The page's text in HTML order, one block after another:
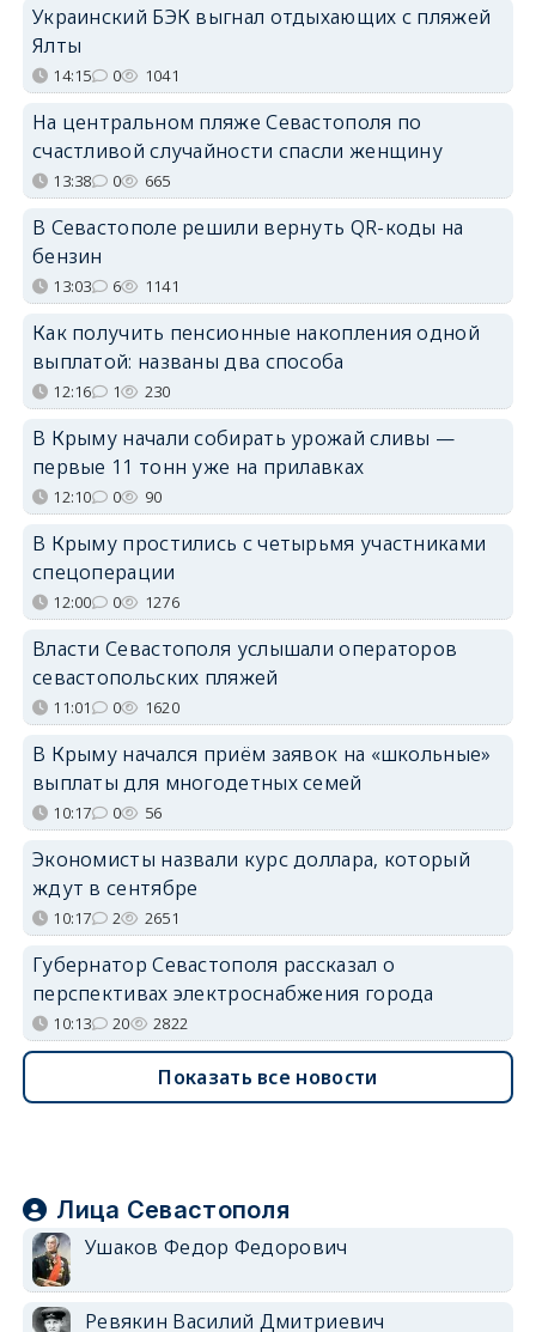
Украинский БЭК выгнал отдыхающих с пляжей
Ялты
14:15 0 1041
На центральном пляже Севастополя по
счастливой случайности спасли женщину
13:38 0 665
В Севастополе решили вернуть QR-коды на
бензин
13:03 6 1141
Как получить пенсионные накопления одной
выплатой: названы два способа
12:16 1 230
В Крыму начали собирать урожай сливы —
первые 11 тонн уже на прилавках
12:10 0 90
В Крыму простились с четырьмя участниками
спецоперации
12:00 0 1276
Власти Севастополя услышали операторов
севастопольских пляжей
11:01 0 1620
В Крыму начался приём заявок на «школьные»
выплаты для многодетных семей
10:17 0 56
Экономисты назвали курс доллара, который
ждут в сентябре
10:17 2 2651
Губернатор Севастополя рассказал о
перспективах электроснабжения города
10:13 20 2822
Показать все новости
Лица Севастополя
Ушаков Федор Федорович
Ревякин Василий Дмитриевич